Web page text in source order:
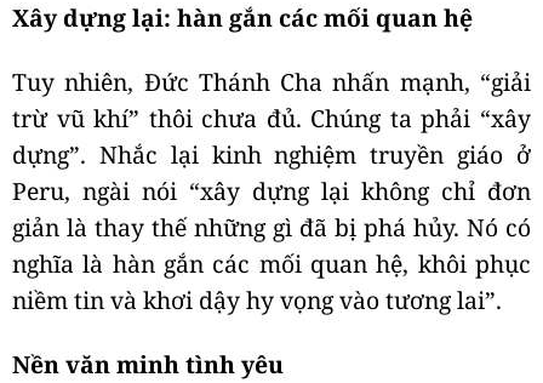
Xây dựng lại: hàn gắn các mối quan hệ
Tuy nhiên, Đức Thánh Cha nhấn mạnh, “giải
trừ vũ khí” thôi chưa đủ. Chúng ta phải “xây
dựng”. Nhắc lại kinh nghiệm truyền giáo ở
Peru, ngài nói “xây dựng lại không chỉ đơn
giản là thay thế những gì đã bị phá hủy. Nó có
nghĩa là hàn gắn các mối quan hệ, khôi phục
niềm tin và khơi dậy hy vọng vào tương lai”.
Nền văn minh tình yêu